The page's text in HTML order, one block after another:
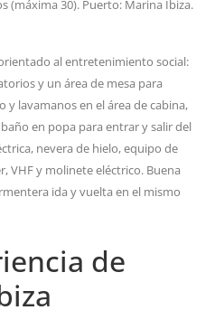
(máxima 30). Puerto: Marina Ibiza.
al entretenimiento social:
y un área de mesa para
lavamanos en el área de cabina,
en popa para entrar y salir del
nevera de hielo, equipo de
VHF y molinete eléctrico. Buena
ida y vuelta en el mismo
de